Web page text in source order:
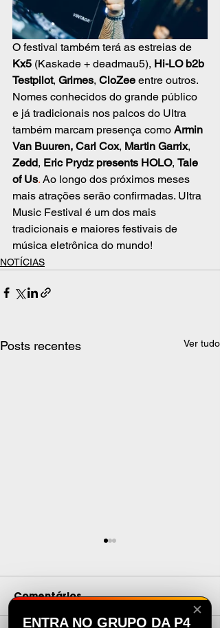
O festival também terá as estreias de
Kx5 (Kaskade + deadmau5), Hi-LO b2b
Testpilot, Grimes, CloZee entre outros.
Nomes conhecidos do grande público
e já tradicionais nos palcos do Ultra
também marcam presença como Armin
Van Buuren, Carl Cox, Martin Garrix,
Zedd, Eric Prydz presents HOLO, Tale
of Us. Ao longo dos próximos meses
mais atrações serão confirmadas. Ultra
Music Festival é um dos mais
tradicionais e maiores festivais de
música eletrônica do mundo!
NOTÍCIAS
Posts recentes Ver tudo
Comentários
✕
ENTRA NO GRUPO DA P4